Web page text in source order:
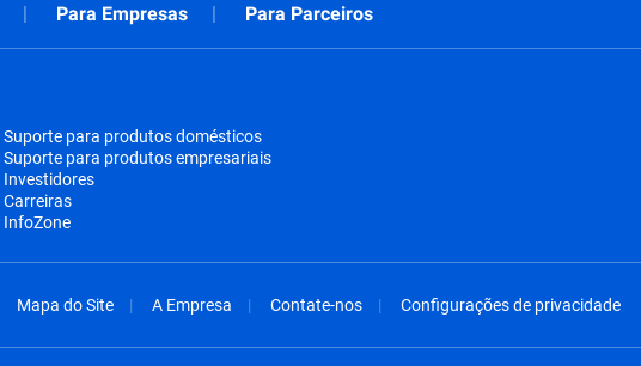
Para Empresas Para Parceiros
Suporte para produtos domésticos
Suporte para produtos empresariais
Investidores
Carreiras
InfoZone
Mapa do Site A Empresa Contate-nos Configurações de privacidade